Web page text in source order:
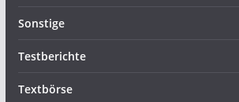
Sonstige
Testberichte
Textbörse